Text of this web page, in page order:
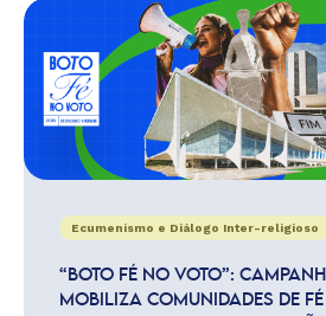
Ecumenismo e Diálogo Inter-religioso
“BOTO FÉ NO VOTO”:
MOBILIZA COMUNIDADES DE